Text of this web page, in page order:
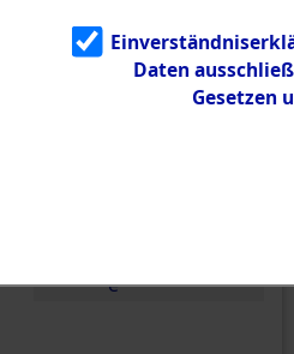
g
5.3.3
Todesmärsch
e
Daten
Gesetzen